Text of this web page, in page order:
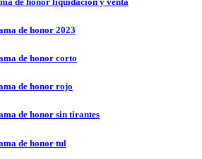
de honor 2023
de honor corto
de honor rojo
de honor sin tirantes
de honor tul